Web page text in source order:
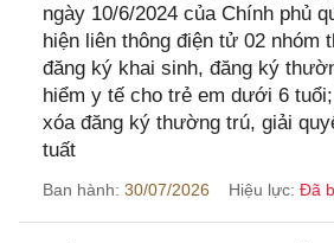
ngày 10/6/2024 của Chính phủ
hiện liên thông điện tử 02 nhóm
đăng ký khai sinh, đăng ký
hiểm y tế cho trẻ em dưới 6
xóa đăng ký thường trú, giải
tuất
Ban hành: 30/07/2026 Hiệu lực: Đã